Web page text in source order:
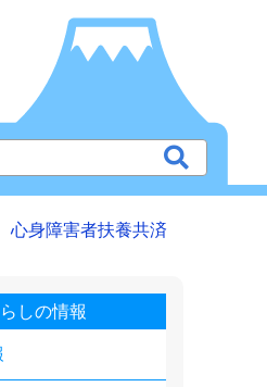
心身障害者扶養共済
らしの情報